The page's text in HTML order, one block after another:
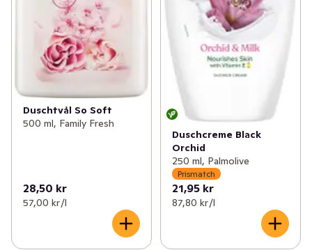
Duschtvål So Soft
500 ml, Family Fresh
28,50 kr
57,00 kr /l
Duschcreme Black
Orchid
250 ml, Palmolive
Prismatch
21,95 kr
87,80 kr /l